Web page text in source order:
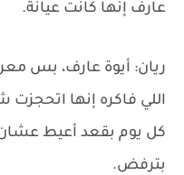
عارف إنها كانت عيانة.
ريان: أيوة عارف، بس
اللي فاكره إنها
كل يوم بقعد أعيط
بترفض.